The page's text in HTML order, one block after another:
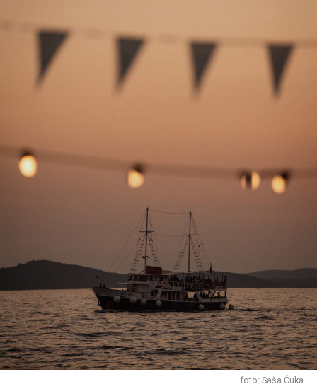
spoznati.
KARIJERA: Ne morate ići do kraja, ali ono što se od vas
traži treba odraditi profesionalno. Potrudite se malo
LJUBAV: Danas će vam partner vjerojatno biti malo
tužan, depresivan. Dat ćete sve od sebe da mu (joj)
promijenite raspoloženje na bolje.
današnjeg poslovnog uspjeha. Uspjet ćete prebroditi sve
ZDRAVLJE&SAVJET: Ne budite agresivni.
foto: Saša Čuka